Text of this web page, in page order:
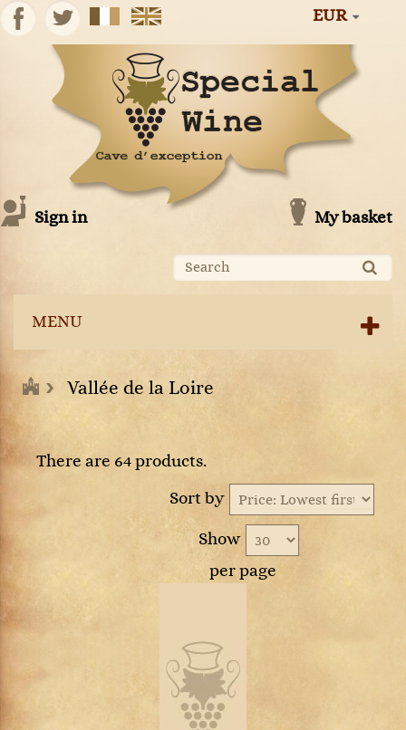
EUR
My basket
Sign in
MENU
Vallée de la Loire
There are 64 products.
Sort by
Show
per page